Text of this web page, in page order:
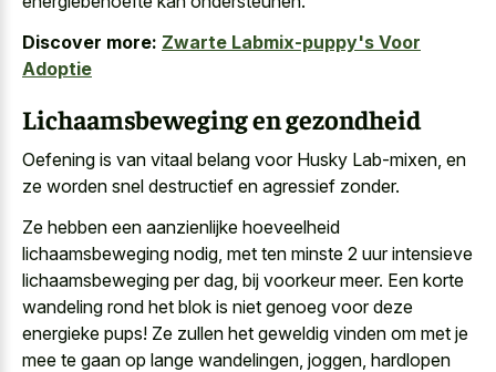
Discover more: Zwarte Labmix-puppy's Voor
Adoptie
Lichaamsbeweging en gezondheid
Oefening is van vitaal belang voor Husky Lab-mixen, en
ze worden snel destructief en agressief zonder.
Ze hebben een aanzienlijke hoeveelheid
lichaamsbeweging nodig, met ten minste 2 uur intensieve
lichaamsbeweging per dag, bij voorkeur meer. Een korte
wandeling rond het blok is niet genoeg voor deze
energieke pups! Ze zullen het geweldig vinden om met je
mee te gaan op lange wandelingen, joggen, hardlopen